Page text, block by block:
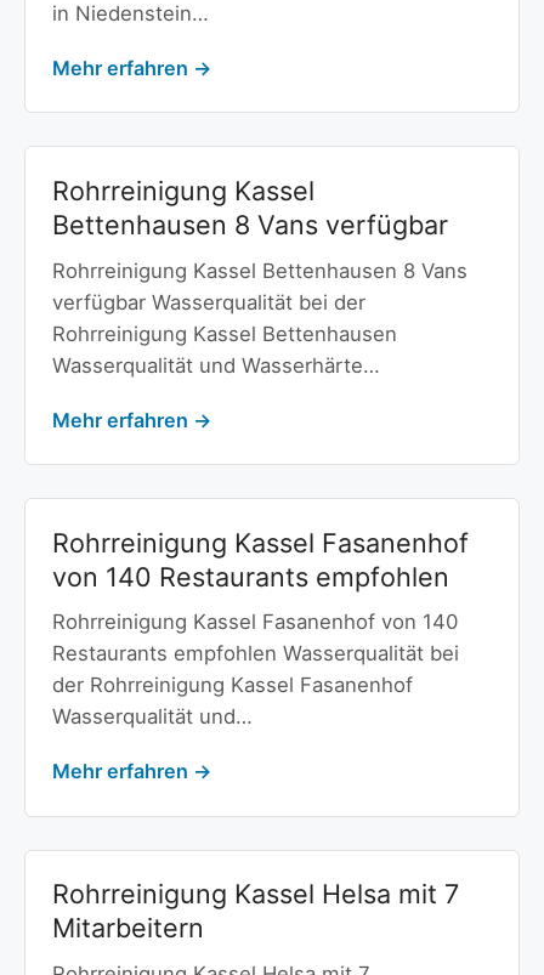
in Niedenstein…
Mehr erfahren →
Rohrreinigung Kassel
Bettenhausen 8 Vans verfügbar
Rohrreinigung Kassel Bettenhausen 8 Vans
verfügbar Wasserqualität bei der
Rohrreinigung Kassel Bettenhausen
Wasserqualität und Wasserhärte…
Mehr erfahren →
Rohrreinigung Kassel Fasanenhof
von 140 Restaurants empfohlen
Rohrreinigung Kassel Fasanenhof von 140
Restaurants empfohlen Wasserqualität bei
der Rohrreinigung Kassel Fasanenhof
Wasserqualität und…
Mehr erfahren →
Rohrreinigung Kassel Helsa mit 7
Mitarbeitern